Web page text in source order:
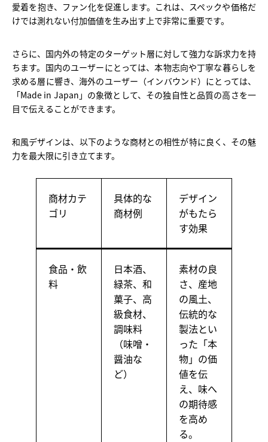
愛着を抱き、ファン化を促進します。これは、スペックや価格だ
けでは測れない付加価値を生み出す上で非常に重要です。
さらに、国内外の特定のターゲット層に対して強力な訴求力を持
ちます。国内のユーザーにとっては、本物志向や丁寧な暮らしを
求める層に響き、海外のユーザー（インバウンド）にとっては、
「Made in Japan」の象徴として、その独自性と品質の高さを一
目で伝えることができます。
和風デザインは、以下のような商材との相性が特に良く、その魅
力を最大限に引き立てます。
商材カテ
ゴリ
具体的な
商材例
デザイン
がもたら
す効果
食品・飲
料
日本酒、
緑茶、和
菓子、高
級食材、
調味料
（味噌・
醤油な
ど）
素材の良
さ、産地
の風土、
伝統的な
製法とい
った「本
物」の価
値を伝
え、味へ
の期待感
を高め
る。